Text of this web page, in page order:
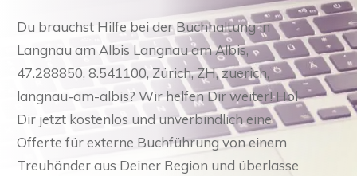
Du brauchst Hilfe bei der Buchhaltung in
Langnau am Albis Langnau am Albis,
47.288850, 8.541100, Zürich, ZH, zuerich,
langnau-am-albis? Wir helfen Dir weiter! Hol
Dir jetzt kostenlos und unverbindlich eine
Offerte für externe Buchführung von einem
Treuhänder aus Deiner Region und überlasse